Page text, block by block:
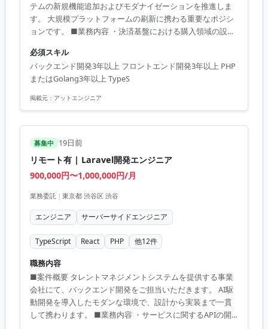
テムの新規機能追加およびモダナイゼーションを推進しま
す。 大規模プラットフォームの刷新に携わる重要なポジシ
ョンです。 ■業務内容 ・決済基盤における購入領域の設計
ダン技術を用いた機能の新規実装 ・モダナイゼーション推
進に伴う設計業務 ■開発環境 PHP, Golang, TypeScript,
React, Next.js, Kubernetes, AWS, Amazon Aurora MySQL,
Docker, Terraform
必須スキル
バックエンド開発3年以上 フロントエンド開発3年以上 PHP
またはGolang3年以上 TypeS
掲載元： アットエンジニア
募集中 19日前
リモート有 | Laravel開発エンジニア
900,000円〜1,000,000円/月
業務委託 | 東京都 渋谷区 渋谷
エンジニア サーバーサイドエンジニア
TypeScript React PHP 他12件
職務内容
■案件概要 タレントマネジメントシステムを提供する事業
会社にて、バックエンド開発をご担当いただきます。 AI駆
動開発を導入したモダンな環境で、設計から実装まで一貫
して携わります。 ■業務内容 ・サービスに関するAPIの開